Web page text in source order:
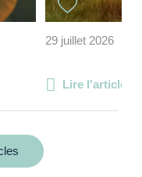
29 juillet 2026
Lire l'article